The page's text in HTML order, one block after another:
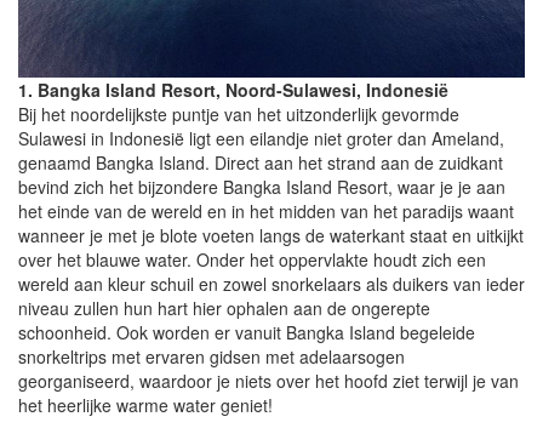
1. Bangka Island Resort, Noord-Sulawesi, Indonesië
Bij het noordelijkste puntje van het uitzonderlijk gevormde
Sulawesi in Indonesië ligt een eilandje niet groter dan Ameland,
genaamd Bangka Island. Direct aan het strand aan de zuidkant
bevind zich het bijzondere Bangka Island Resort, waar je je aan
het einde van de wereld en in het midden van het paradijs waant
wanneer je met je blote voeten langs de waterkant staat en uitkijkt
over het blauwe water. Onder het oppervlakte houdt zich een
wereld aan kleur schuil en zowel snorkelaars als duikers van ieder
niveau zullen hun hart hier ophalen aan de ongerepte
schoonheid. Ook worden er vanuit Bangka Island begeleide
snorkeltrips met ervaren gidsen met adelaarsogen
georganiseerd, waardoor je niets over het hoofd ziet terwijl je van
het heerlijke warme water geniet!